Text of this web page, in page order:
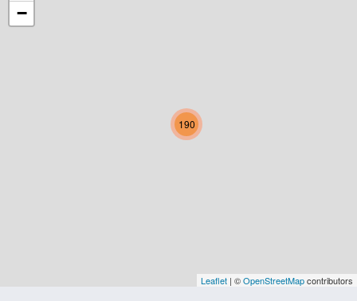
Niederösterreich
Oberösterreich
Vorarlberg
190
−
Leaflet | ©OpenStreetMapcontributors